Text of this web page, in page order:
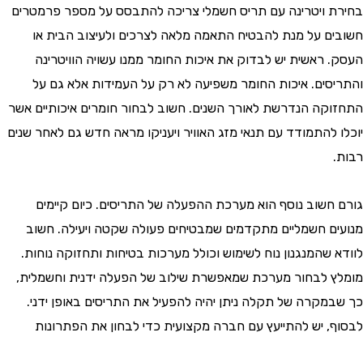
בחירת ויטרינה עם תריס חשמלי צריכה להתבסס על מספר פרמטרים
חשובים על מנת להבטיח התאמה מלאה לצרכים ולעיצוב הבית או
העסק. ראשית יש לבדוק את איכות החומר ממנו עשויה הוויטרינה
והתריסים. איכות החומר משפיעה לא רק על העמידות אלא גם על
התחזוקה הנדרשת לאורך השנים. חשוב לבחור חומרים איכותיים אשר
יוכלו להתמודד עם תנאי מזג האוויר ויעניקו מראה חדש גם לאחר שנים
רבות.
גורם חשוב נוסף הוא מערכת ההפעלה של התריסים. כיום קיימים
מנועים חשמליים מתקדמים שמבטיחים פעולה שקטה ויעילה. חשוב
לוודא שהמנגנון נוח לשימוש וכולל מערכות בטיחות ותחזוקה נוחות.
מומלץ לבחור מערכת שמאפשרת שילוב של הפעלה ידנית וחשמלית,
כך שבמקרה של תקלה ניתן יהיה להפעיל את התריסים באופן ידני.
לבסוף, יש להתייעץ עם חברה מקצועית כדי לבחון את הפתרונות